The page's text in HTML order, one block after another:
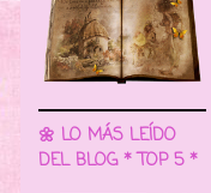
🌼 LO MÁS LEÍDO
DEL BLOG * TOP 5 *